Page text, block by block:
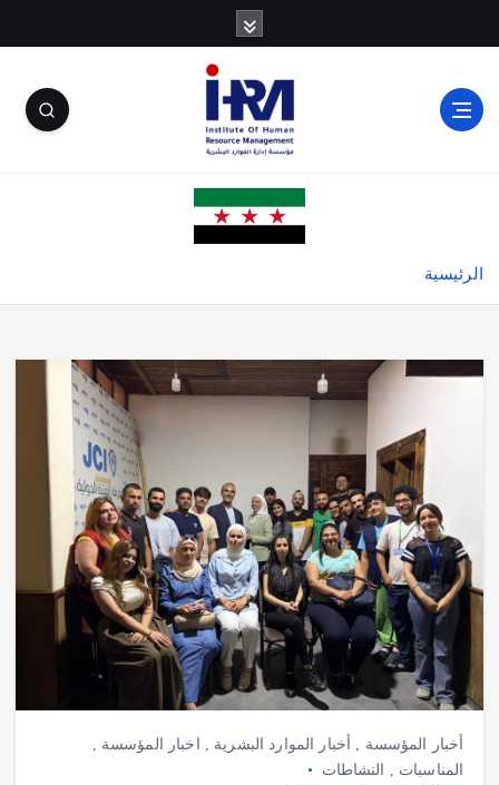
الرئيسية
أخبار المؤسسة أخبار الموارد البشرية اخبار المؤسسة
المناسبات
النشاطات